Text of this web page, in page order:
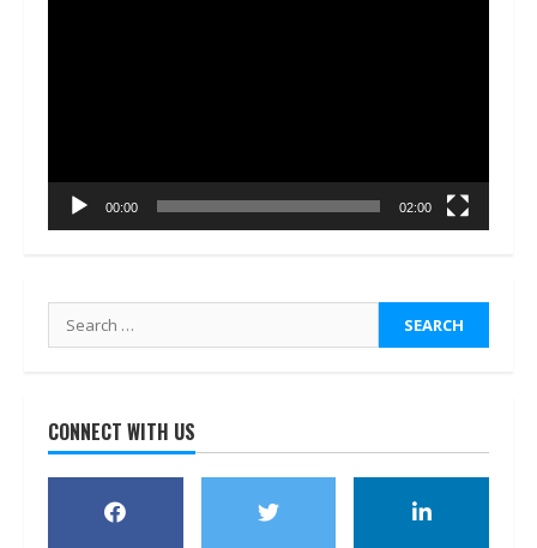
00:00 02:00
Search
for:
CONNECT WITH US